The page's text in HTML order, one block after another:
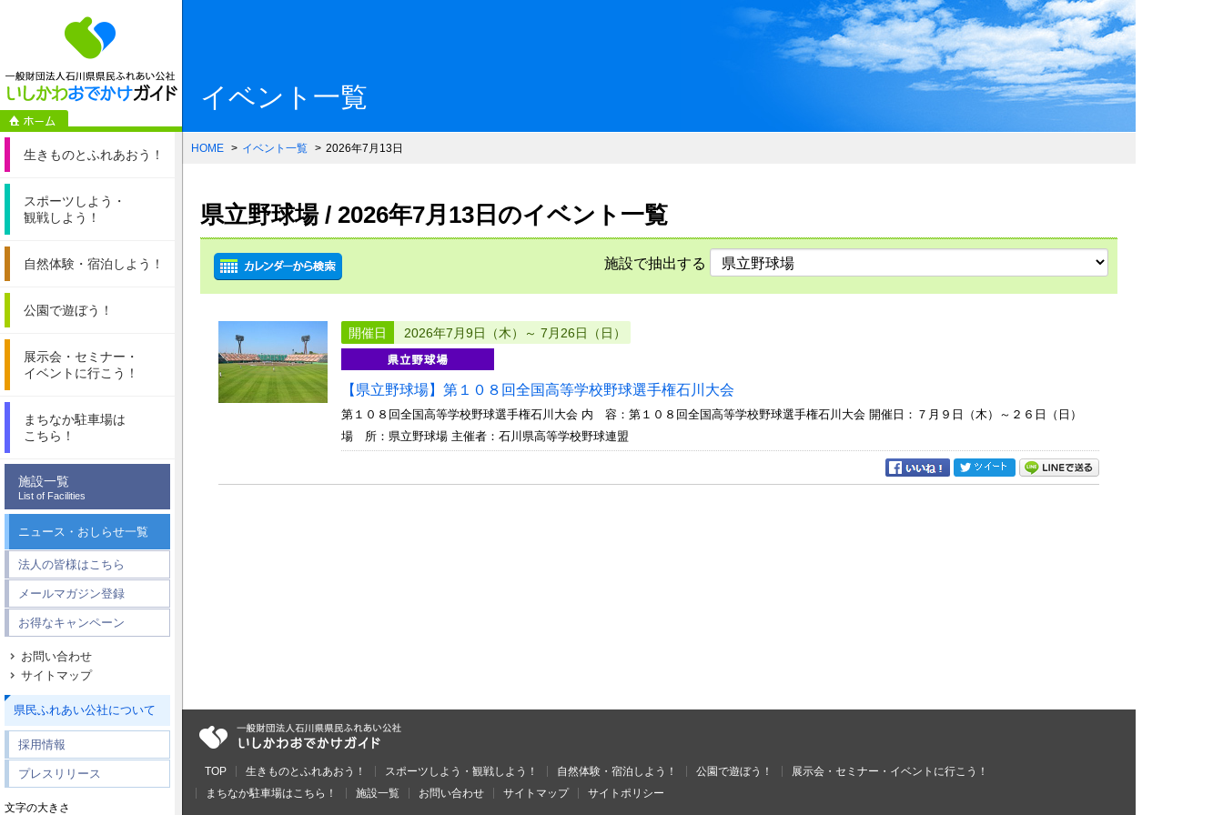
一般財団法人石川県県民ふれあい公社 いしかわおでかけガイド
生きものとふれあおう！
スポーツしよう・
観戦しよう！
自然体験・ 宿泊しよう！
公園で遊ぼう！
展示会・セミナー・
イベントに行こう！
まちなか駐車場は
こちら！
施設一覧
List of Facilities
ニュース・おしらせ一覧
法人の皆様はこちら
メールマガジン登録
お得なキャンペーン
お問い合わせ
サイトマップ
県民ふれあい公社について
採用情報
プレスリリース
文字の大きさ
イベント一覧
HOME イベント一覧 2026年7月13日
県立野球場 / 2026年7月13日のイベント一覧
施設で抽出する
開催日 2026年7月9日（木）～ 7月26日（日）
【県立野球場】第１０８回全国高等学校野球選手権石川大会
第１０８回全国高等学校野球選手権石川大会 内 容：第１０８回全国高等学校野球選手権石川大会 開催日：７月９日（木）～２６日（日）
場 所：県立野球場 主催者：石川県高等学校野球連盟
TOP 生きものとふれあおう！ スポーツしよう・観戦しよう！ 自然体験・宿泊しよう！ 公園で遊ぼう！
展示会・セミナー・イベントに行こう！
まちなか駐車場はこちら！
施設一覧 お問い合わせ サイトマップ サイトポリシー